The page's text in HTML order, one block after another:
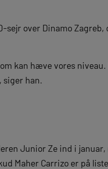
sejr over Dinamo Zagreb,
kan hæve vores niveau.
siger han.
Junior Ze ind i januar,
Maher Carrizo er på